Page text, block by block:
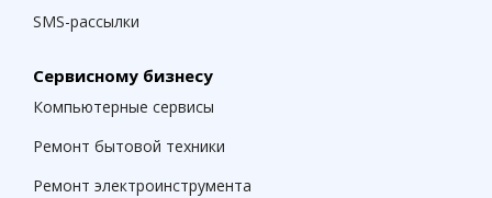
SMS-рассылки
Сервисному бизнесу
Компьютерные сервисы
Ремонт бытовой техники
Ремонт электроинструмента